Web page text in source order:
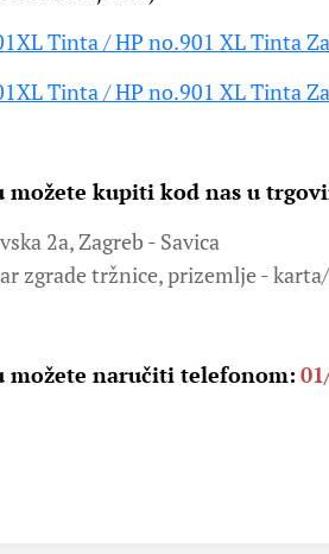
Tinta / HP no.901 XL Tinta
Tinta / HP no.901 XL Tinta
možete kupiti kod nas u
2a, Zagreb - Savica
zgrade tržnice, prizemlje -
možete naručiti telefonom: